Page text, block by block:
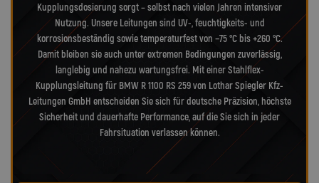
Kupplungsdosierung sorgt – selbst nach vielen Jahren intensiver
Nutzung. Unsere Leitungen sind UV-, feuchtigkeits- und
korrosionsbeständig sowie temperaturfest von −75 °C bis +260 °C.
Damit bleiben sie auch unter extremen Bedingungen zuverlässig,
langlebig und nahezu wartungsfrei. Mit einer Stahlflex-
Kupplungsleitung für BMW R 1100 RS 259 von Lothar Spiegler Kfz-
Leitungen GmbH entscheiden Sie sich für deutsche Präzision, höchste
Sicherheit und dauerhafte Performance, auf die Sie sich in jeder
Fahrsituation verlassen können.